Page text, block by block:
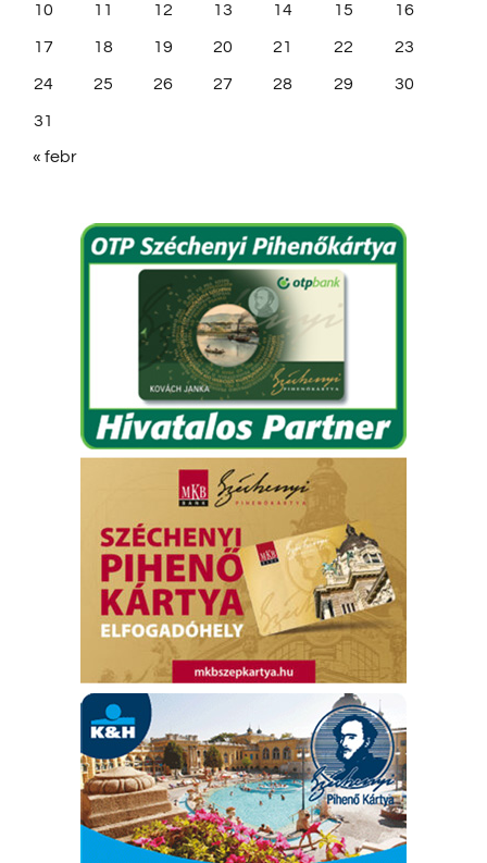
10 11 12 13 14 15 16
17 18 19 20 21 22 23
24 25 26 27 28 29 30
31
« febr